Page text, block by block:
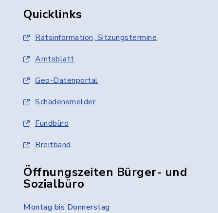
Quicklinks
Ratsinformation, Sitzungstermine
Amtsblatt
Geo-Datenportal
Schadensmelder
Fundbüro
Breitband
Öffnungszeiten Bürger- und
Sozialbüro
Montag bis Donnerstag